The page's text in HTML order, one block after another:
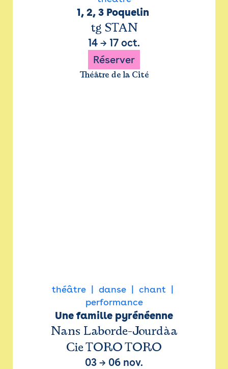
1, 2, 3 Poquelin
tg STAN
14 → 17 oct.
Réserver
Théâtre de la Cité
théâtre danse
chant
performance
Une famille pyrénéenne
Nans Laborde-Jourdàa
Cie TORO TORO
03 → 06 nov.